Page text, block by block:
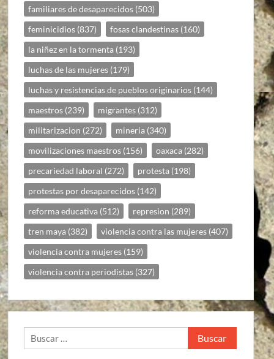
familiares de desaparecidos (503)
feminicidios (837) fosas clandestinas (160)
la niñez en la tormenta (193)
luchas de las mujeres (179)
luchas y resistencias de pueblos originarios (144)
maestros (239) migrantes (312)
militarizacion (272) mineria (340)
movilizaciones maestros (156) oaxaca (282)
precariedad laboral (272) protesta (198)
protestas por desaparecidos (142)
reforma educativa (512) represion (289)
tren maya (382) violencia contra las mujeres (407)
violencia contra mujeres (159)
violencia contra periodistas (327)
Buscar: